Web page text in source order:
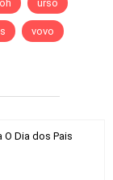
urso
vovo
Dia dos Pais